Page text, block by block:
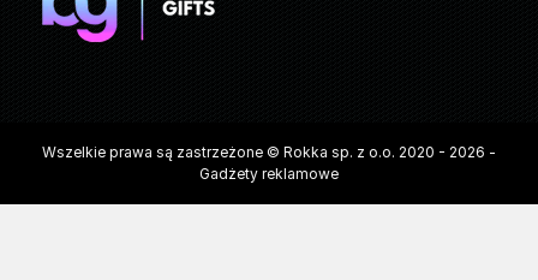
Wszelkie prawa są zastrzeżone © Rokka sp. z o.o. 2020 - 2026 -
Gadżety reklamowe